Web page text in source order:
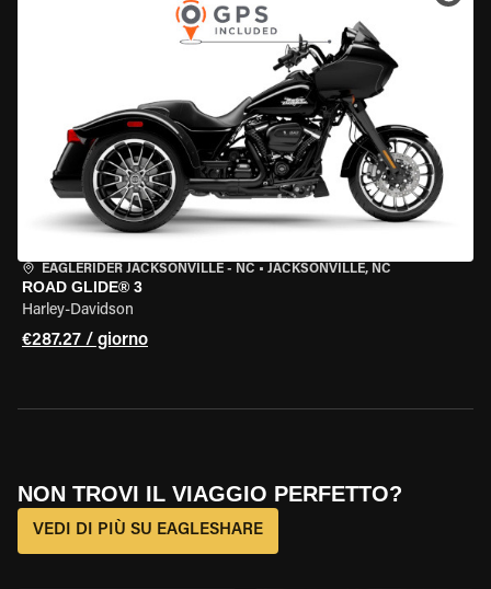
EAGLERIDER JACKSONVILLE - NC • JACKSONVILLE, NC
ROAD GLIDE® 3
Harley-Davidson
€287.27 / giorno
NON TROVI IL VIAGGIO PERFETTO?
VEDI DI PIÙ SU EAGLESHARE